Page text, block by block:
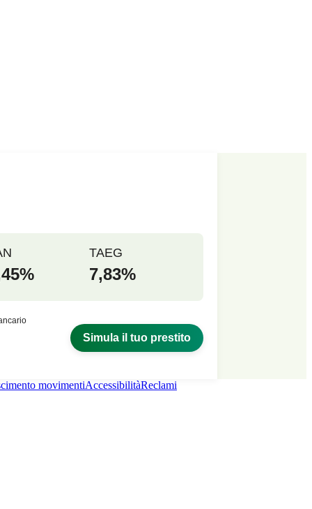
movimentiAccessibilitàReclami